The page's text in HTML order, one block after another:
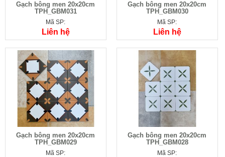
Gạch bông men 20x20cm
TPH_GBM031
Mã SP:
Liên hệ
Gạch bông men 20x20cm
TPH_GBM030
Mã SP:
Liên hệ
Gạch bông men 20x20cm
TPH_GBM029
Mã SP:
Gạch bông men 20x20cm
TPH_GBM028
Mã SP: